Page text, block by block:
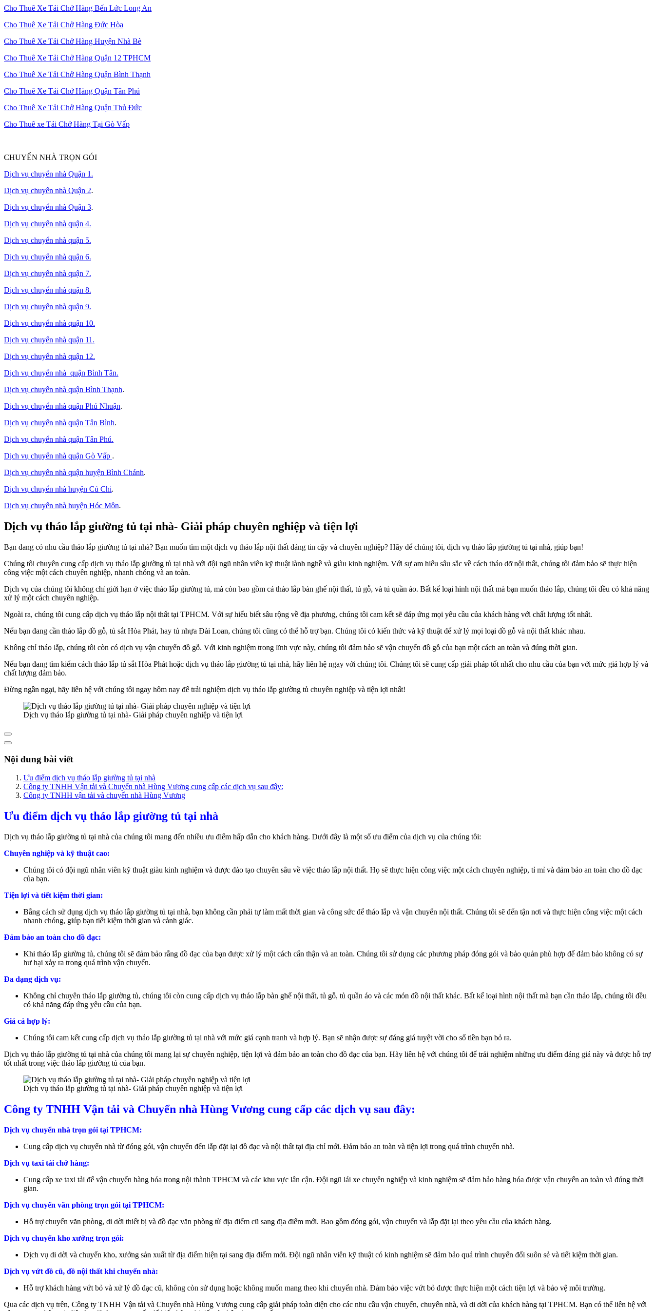
Cho Thuê Xe Tải Chở Hàng Bến Lức Long An
Cho Thuê Xe Tải Chở Hàng Đức Hòa
Cho Thuê Xe Tải Chở Hàng Huyện Nhà Bè
Cho Thuê Xe Tải Chở Hàng Quận 12 TPHCM
Cho Thuê Xe Tải Chở Hàng Quận Bình Thạnh
Cho Thuê Xe Tải Chở Hàng Quận Tân Phú
Cho Thuê Xe Tải Chở Hàng Quận Thủ Đức
Cho Thuê xe Tải Chở Hàng Tại Gò Vấp
CHUYỂN NHÀ TRỌN GÓI
Dịch vụ chuyển nhà Quận 1.
Dịch vụ chuyển nhà Quận 2.
Dịch vụ chuyển nhà Quận 3.
Dịch vụ chuyển nhà quận 4.
Dịch vụ chuyển nhà quận 5.
Dịch vụ chuyển nhà quận 6.
Dịch vụ chuyển nhà quận 7.
Dịch vụ chuyển nhà quận 8.
Dịch vụ chuyển nhà quận 9.
Dịch vụ chuyển nhà quận 10.
Dịch vụ chuyển nhà quận 11.
Dịch vụ chuyển nhà quận 12.
Dịch vụ chuyển nhà quận Bình Tân.
Dịch vụ chuyển nhà quận Bình Thạnh.
Dịch vụ chuyển nhà quận Phú Nhuận.
Dịch vụ chuyển nhà quận Tân Bình.
Dịch vụ chuyển nhà quận Tân Phú.
Dịch vụ chuyển nhà quận Gò Vấp .
Dịch vụ chuyển nhà quận huyện Bình Chánh.
Dịch vụ chuyển nhà huyện Củ Chi.
Dịch vụ chuyển nhà huyện Hóc Môn.
Dịch vụ tháo lắp giường tủ tại nhà- Giải pháp chuyên nghiệp và tiện lợi
Bạn đang có nhu cầu tháo lắp giường tủ tại nhà? Bạn muốn tìm một dịch vụ tháo lắp nội thất đáng tin cậy và chuyên nghiệp? Hãy để chúng tôi, dịch vụ tháo lắp giường tủ tại nhà, giúp bạn!
Chúng tôi chuyên cung cấp dịch vụ tháo lắp giường tủ tại nhà với đội ngũ nhân viên kỹ thuật lành nghề và giàu kinh nghiệm. Với sự am hiểu sâu sắc về cách tháo dỡ nội thất, chúng tôi đảm bảo sẽ thực hiện
công việc một cách chuyên nghiệp, nhanh chóng và an toàn.
Dịch vụ của chúng tôi không chỉ giới hạn ở việc tháo lắp giường tủ, mà còn bao gồm cả tháo lắp bàn ghế nội thất, tủ gỗ, và tủ quần áo. Bất kể loại hình nội thất mà bạn muốn tháo lắp, chúng tôi đều có khả năng
xử lý một cách chuyên nghiệp.
Ngoài ra, chúng tôi cung cấp dịch vụ tháo lắp nội thất tại TPHCM. Với sự hiểu biết sâu rộng về địa phương, chúng tôi cam kết sẽ đáp ứng mọi yêu cầu của khách hàng với chất lượng tốt nhất.
Nếu bạn đang cần tháo lắp đồ gỗ, tủ sắt Hòa Phát, hay tủ nhựa Đài Loan, chúng tôi cũng có thể hỗ trợ bạn. Chúng tôi có kiến thức và kỹ thuật để xử lý mọi loại đồ gỗ và nội thất khác nhau.
Không chỉ tháo lắp, chúng tôi còn có dịch vụ vận chuyển đồ gỗ. Với kinh nghiệm trong lĩnh vực này, chúng tôi đảm bảo sẽ vận chuyển đồ gỗ của bạn một cách an toàn và đúng thời gian.
Nếu bạn đang tìm kiếm cách tháo lắp tủ sắt Hòa Phát hoặc dịch vụ tháo lắp giường tủ tại nhà, hãy liên hệ ngay với chúng tôi. Chúng tôi sẽ cung cấp giải pháp tốt nhất cho nhu cầu của bạn với mức giá hợp lý và
chất lượng đảm bảo.
Đừng ngần ngại, hãy liên hệ với chúng tôi ngay hôm nay để trải nghiệm dịch vụ tháo lắp giường tủ chuyên nghiệp và tiện lợi nhất!
Dịch vụ tháo lắp giường tủ tại nhà- Giải pháp chuyên nghiệp và tiện lợi
Nội dung bài viết
Ưu điểm dịch vụ tháo lắp giường tủ tại nhà
Công ty TNHH Vận tải và Chuyển nhà Hùng Vương cung cấp các dịch vụ sau đây:
Công ty TNHH vận tải và chuyển nhà Hùng Vương
Ưu điểm dịch vụ tháo lắp giường tủ tại nhà
Dịch vụ tháo lắp giường tủ tại nhà của chúng tôi mang đến nhiều ưu điểm hấp dẫn cho khách hàng. Dưới đây là một số ưu điểm của dịch vụ của chúng tôi:
Chuyên nghiệp và kỹ thuật cao:
Chúng tôi có đội ngũ nhân viên kỹ thuật giàu kinh nghiệm và được đào tạo chuyên sâu về việc tháo lắp nội thất. Họ sẽ thực hiện công việc một cách chuyên nghiệp, tỉ mỉ và đảm bảo an toàn cho đồ đạc
của bạn.
Tiện lợi và tiết kiệm thời gian:
Bằng cách sử dụng dịch vụ tháo lắp giường tủ tại nhà, bạn không cần phải tự làm mất thời gian và công sức để tháo lắp và vận chuyển nội thất. Chúng tôi sẽ đến tận nơi và thực hiện công việc một cách
nhanh chóng, giúp bạn tiết kiệm thời gian và cảnh giác.
Đảm bảo an toàn cho đồ đạc:
Khi tháo lắp giường tủ, chúng tôi sẽ đảm bảo rằng đồ đạc của bạn được xử lý một cách cẩn thận và an toàn. Chúng tôi sử dụng các phương pháp đóng gói và bảo quản phù hợp để đảm bảo không có sự
hư hại xảy ra trong quá trình vận chuyển.
Đa dạng dịch vụ:
Không chỉ chuyên tháo lắp giường tủ, chúng tôi còn cung cấp dịch vụ tháo lắp bàn ghế nội thất, tủ gỗ, tủ quần áo và các món đồ nội thất khác. Bất kể loại hình nội thất mà bạn cần tháo lắp, chúng tôi đều
có khả năng đáp ứng yêu cầu của bạn.
Giá cả hợp lý:
Chúng tôi cam kết cung cấp dịch vụ tháo lắp giường tủ tại nhà với mức giá cạnh tranh và hợp lý. Bạn sẽ nhận được sự đáng giá tuyệt vời cho số tiền bạn bỏ ra.
Dịch vụ tháo lắp giường tủ tại nhà của chúng tôi mang lại sự chuyên nghiệp, tiện lợi và đảm bảo an toàn cho đồ đạc của bạn. Hãy liên hệ với chúng tôi để trải nghiệm những ưu điểm đáng giá này và được hỗ trợ
tốt nhất trong việc tháo lắp giường tủ của bạn.
Dịch vụ tháo lắp giường tủ tại nhà- Giải pháp chuyên nghiệp và tiện lợi
Công ty TNHH Vận tải và Chuyển nhà Hùng Vương cung cấp các dịch vụ sau đây:
Dịch vụ chuyển nhà trọn gói tại TPHCM:
Cung cấp dịch vụ chuyển nhà từ đóng gói, vận chuyển đến lắp đặt lại đồ đạc và nội thất tại địa chỉ mới. Đảm bảo an toàn và tiện lợi trong quá trình chuyển nhà.
Dịch vụ taxi tải chở hàng:
Cung cấp xe taxi tải để vận chuyển hàng hóa trong nội thành TPHCM và các khu vực lân cận. Đội ngũ lái xe chuyên nghiệp và kinh nghiệm sẽ đảm bảo hàng hóa được vận chuyển an toàn và đúng thời
gian.
Dịch vụ chuyển văn phòng trọn gói tại TPHCM:
Hỗ trợ chuyển văn phòng, di dời thiết bị và đồ đạc văn phòng từ địa điểm cũ sang địa điểm mới. Bao gồm đóng gói, vận chuyển và lắp đặt lại theo yêu cầu của khách hàng.
Dịch vụ chuyển kho xưởng trọn gói:
Dịch vụ di dời và chuyển kho, xưởng sản xuất từ địa điểm hiện tại sang địa điểm mới. Đội ngũ nhân viên kỹ thuật có kinh nghiệm sẽ đảm bảo quá trình chuyển đổi suôn sẻ và tiết kiệm thời gian.
Dịch vụ vứt đồ cũ, đồ nội thất khi chuyển nhà:
Hỗ trợ khách hàng vứt bỏ và xử lý đồ đạc cũ, không còn sử dụng hoặc không muốn mang theo khi chuyển nhà. Đảm bảo việc vứt bỏ được thực hiện một cách tiện lợi và bảo vệ môi trường.
Qua các dịch vụ trên, Công ty TNHH Vận tải và Chuyển nhà Hùng Vương cung cấp giải pháp toàn diện cho các nhu cầu vận chuyển, chuyển nhà, và di dời của khách hàng tại TPHCM. Bạn có thể liên hệ với